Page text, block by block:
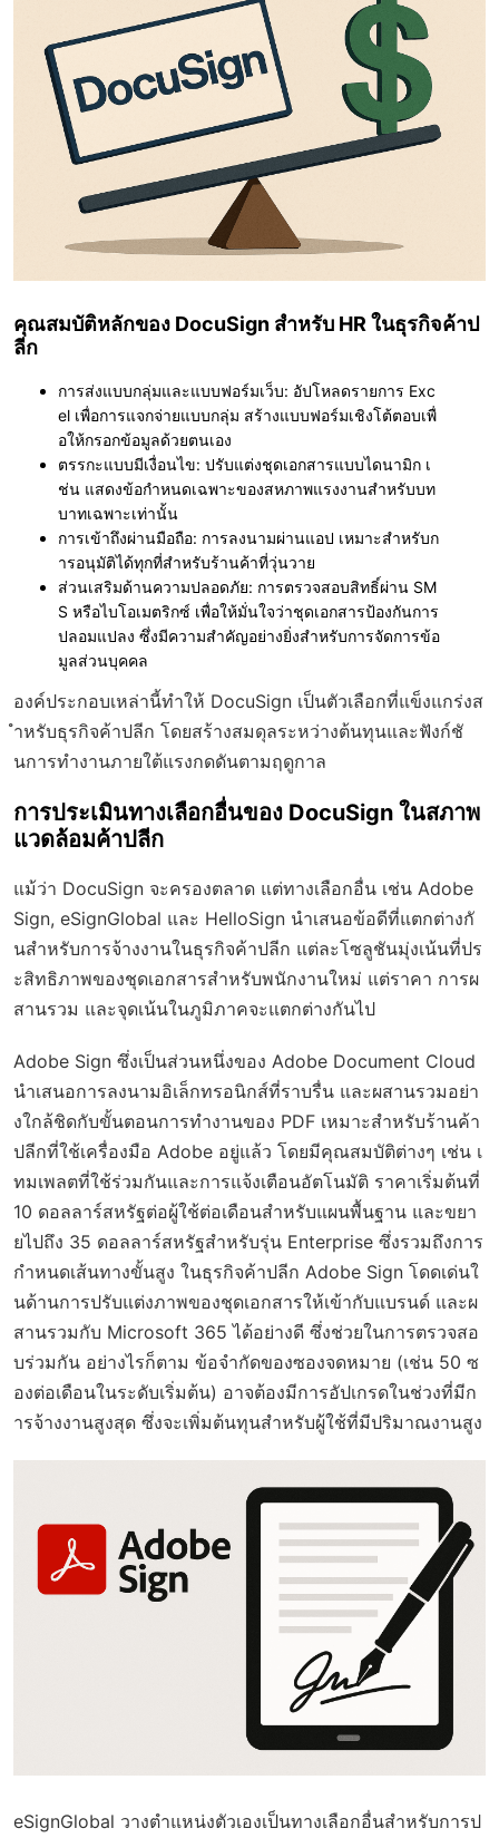
คุณสมบัติหลักของ DocuSign สำหรับ HR ในธุรกิจค้าป
ลีก
การส่งแบบกลุ่มและแบบฟอร์มเว็บ: อัปโหลดรายการ Exc
el เพื่อการแจกจ่ายแบบกลุ่ม สร้างแบบฟอร์มเชิงโต้ตอบเพื่
อให้กรอกข้อมูลด้วยตนเอง
ตรรกะแบบมีเงื่อนไข: ปรับแต่งชุดเอกสารแบบไดนามิก เ
ช่น แสดงข้อกำหนดเฉพาะของสหภาพแรงงานสำหรับบท
บาทเฉพาะเท่านั้น
การเข้าถึงผ่านมือถือ: การลงนามผ่านแอป เหมาะสำหรับก
ารอนุมัติได้ทุกที่สำหรับร้านค้าที่วุ่นวาย
ส่วนเสริมด้านความปลอดภัย: การตรวจสอบสิทธิ์ผ่าน SM
S หรือไบโอเมตริกซ์ เพื่อให้มั่นใจว่าชุดเอกสารป้องกันการ
ปลอมแปลง ซึ่งมีความสำคัญอย่างยิ่งสำหรับการจัดการข้อ
มูลส่วนบุคคล
องค์ประกอบเหล่านี้ทำให้ DocuSign เป็นตัวเลือกที่แข็งแกร่งส
ำหรับธุรกิจค้าปลีก โดยสร้างสมดุลระหว่างต้นทุนและฟังก์ชั
นการทำงานภายใต้แรงกดดันตามฤดูกาล
การประเมินทางเลือกอื่นของ DocuSign ในสภาพ
แวดล้อมค้าปลีก
แม้ว่า DocuSign จะครองตลาด แต่ทางเลือกอื่น เช่น Adobe
Sign, eSignGlobal และ HelloSign นำเสนอข้อดีที่แตกต่างกั
นสำหรับการจ้างงานในธุรกิจค้าปลีก แต่ละโซลูชันมุ่งเน้นที่ปร
ะสิทธิภาพของชุดเอกสารสำหรับพนักงานใหม่ แต่ราคา การผ
สานรวม และจุดเน้นในภูมิภาคจะแตกต่างกันไป
Adobe Sign ซึ่งเป็นส่วนหนึ่งของ Adobe Document Cloud
นำเสนอการลงนามอิเล็กทรอนิกส์ที่ราบรื่น และผสานรวมอย่า
งใกล้ชิดกับขั้นตอนการทำงานของ PDF เหมาะสำหรับร้านค้า
ปลีกที่ใช้เครื่องมือ Adobe อยู่แล้ว โดยมีคุณสมบัติต่างๆ เช่น เ
ทมเพลตที่ใช้ร่วมกันและการแจ้งเตือนอัตโนมัติ ราคาเริ่มต้นที่
10 ดอลลาร์สหรัฐต่อผู้ใช้ต่อเดือนสำหรับแผนพื้นฐาน และขยา
ยไปถึง 35 ดอลลาร์สหรัฐสำหรับรุ่น Enterprise ซึ่งรวมถึงการ
กำหนดเส้นทางขั้นสูง ในธุรกิจค้าปลีก Adobe Sign โดดเด่นใ
นด้านการปรับแต่งภาพของชุดเอกสารให้เข้ากับแบรนด์ และผ
สานรวมกับ Microsoft 365 ได้อย่างดี ซึ่งช่วยในการตรวจสอ
บร่วมกัน อย่างไรก็ตาม ข้อจำกัดของซองจดหมาย (เช่น 50 ซ
องต่อเดือนในระดับเริ่มต้น) อาจต้องมีการอัปเกรดในช่วงที่มีก
ารจ้างงานสูงสุด ซึ่งจะเพิ่มต้นทุนสำหรับผู้ใช้ที่มีปริมาณงานสูง
eSignGlobal วางตำแหน่งตัวเองเป็นทางเลือกอื่นสำหรับการป